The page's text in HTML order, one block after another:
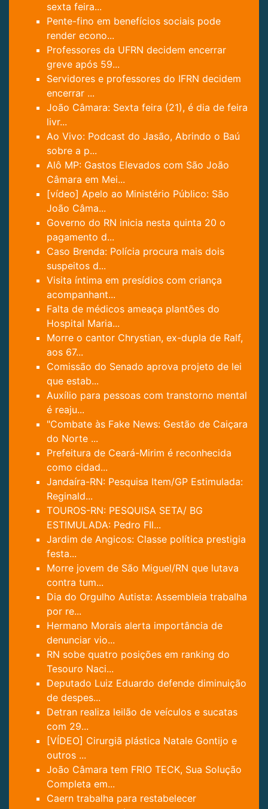
sexta feira...
Pente-fino em benefícios sociais pode
render econo...
Professores da UFRN decidem encerrar
greve após 59...
Servidores e professores do IFRN decidem
encerrar ...
João Câmara: Sexta feira (21), é dia de feira
livr...
Ao Vivo: Podcast do Jasão, Abrindo o Baú
sobre a p...
Alô MP: Gastos Elevados com São João
Câmara em Mei...
[vídeo] Apelo ao Ministério Público: São
João Câma...
Governo do RN inicia nesta quinta 20 o
pagamento d...
Caso Brenda: Polícia procura mais dois
suspeitos d...
Visita íntima em presídios com criança
acompanhant...
Falta de médicos ameaça plantões do
Hospital Maria...
Morre o cantor Chrystian, ex-dupla de Ralf,
aos 67...
Comissão do Senado aprova projeto de lei
que estab...
Auxílio para pessoas com transtorno mental
é reaju...
"Combate às Fake News: Gestão de Caiçara
do Norte ...
Prefeitura de Ceará-Mirim é reconhecida
como cidad...
Jandaíra-RN: Pesquisa Item/GP Estimulada:
Reginald...
TOUROS-RN: PESQUISA SETA/ BG
ESTIMULADA: Pedro FIl...
Jardim de Angicos: Classe política prestigia
festa...
Morre jovem de São Miguel/RN que lutava
contra tum...
Dia do Orgulho Autista: Assembleia trabalha
por re...
Hermano Morais alerta importância de
denunciar vio...
RN sobe quatro posições em ranking do
Tesouro Naci...
Deputado Luiz Eduardo defende diminuição
de despes...
Detran realiza leilão de veículos e sucatas
com 29...
[VÍDEO] Cirurgiã plástica Natale Gontijo e
outros ...
João Câmara tem FRIO TECK, Sua Solução
Completa em...
Caern trabalha para restabelecer